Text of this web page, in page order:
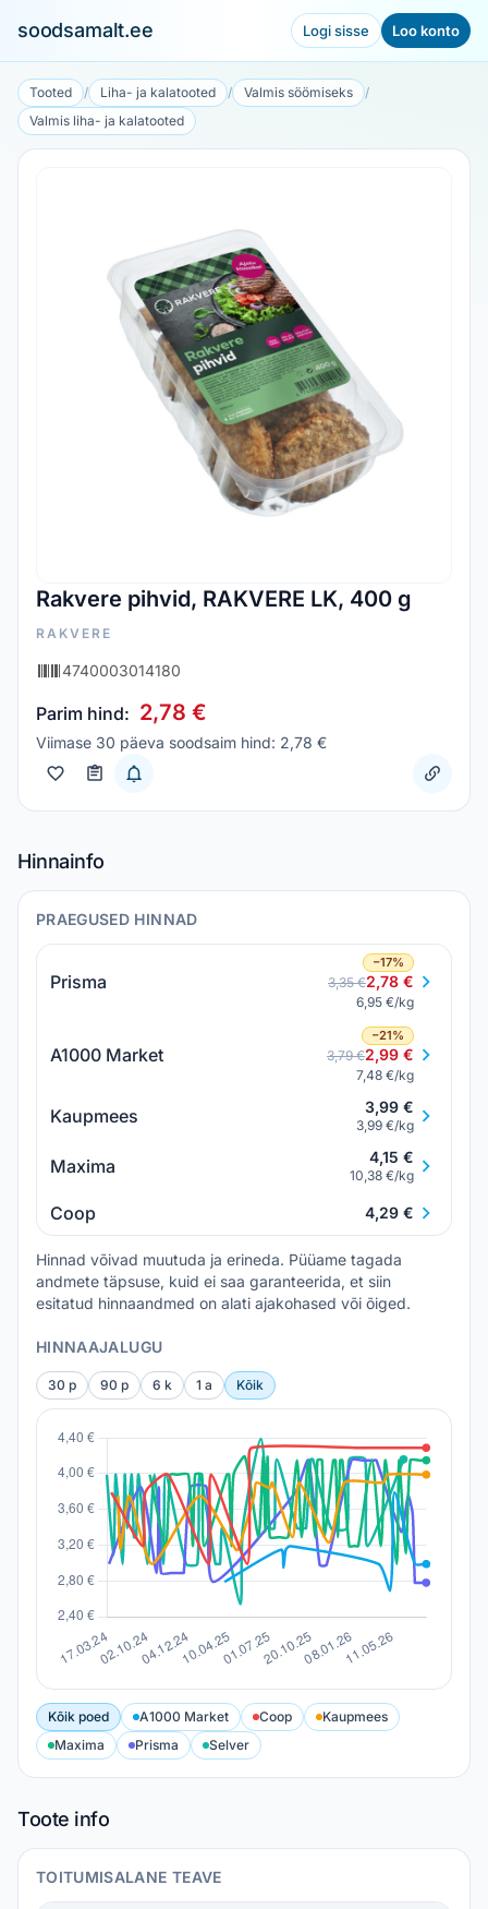
soodsamalt.ee Logi sisse Loo konto
Tooted / Liha- ja kalatooted / Valmis söömiseks
/
Valmis liha- ja kalatooted
Rakvere pihvid, RAKVERE LK, 400 g
RAKVERE
4740003014180
Parim hind: 2,78 €
Viimase 30 päeva soodsaim hind: 2,78 €
Hinnainfo
PRAEGUSED HINNAD
Prisma
−17%
3,35 €2,78 €
6,95 €/kg
A1000 Market
−21%
3,79 €2,99 €
7,48 €/kg
Kaupmees 3,99 €
3,99 €/kg
Maxima 4,15 €
10,38 €/kg
Coop 4,29 €
Hinnad võivad muutuda ja erineda. Püüame tagada
andmete täpsuse, kuid ei saa garanteerida, et siin
esitatud hinnaandmed on alati ajakohased või õiged.
HINNAAJALUGU
30 p 90 p 6 k 1 a Kõik
Kõik poed A1000 Market Coop
Kaupmees
Maxima
Prisma Selver
Toote info
TOITUMISALANE TEAVE